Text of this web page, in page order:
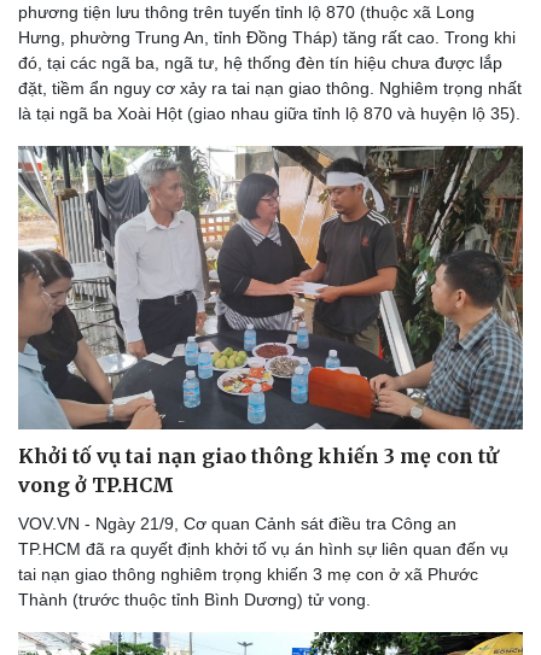
Thế giới thể thao
eSports
Hậu trường
Tư vấn
phương tiện lưu thông trên tuyến tỉnh lộ 870 (thuộc xã Long
Hưng, phường Trung An, tỉnh Đồng Tháp) tăng rất cao. Trong khi
đó, tại các ngã ba, ngã tư, hệ thống đèn tín hiệu chưa được lắp
đặt, tiềm ẩn nguy cơ xảy ra tai nạn giao thông. Nghiêm trọng nhất
là tại ngã ba Xoài Hột (giao nhau giữa tỉnh lộ 870 và huyện lộ 35).
Khởi tố vụ tai nạn giao thông khiến 3 mẹ con tử
vong ở TP.HCM
VOV.VN - Ngày 21/9, Cơ quan Cảnh sát điều tra Công an
TP.HCM đã ra quyết định khởi tố vụ án hình sự liên quan đến vụ
tai nạn giao thông nghiêm trọng khiến 3 mẹ con ở xã Phước
Thành (trước thuộc tỉnh Bình Dương) tử vong.